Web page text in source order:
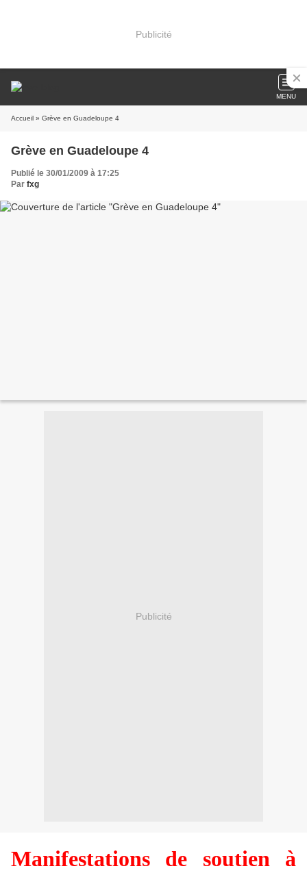
Publicité
MENU
Accueil » Grève en Guadeloupe 4
Grève en Guadeloupe 4
Publié le 30/01/2009 à 17:25
Par fxg
Publicité
Manifestations de soutien à